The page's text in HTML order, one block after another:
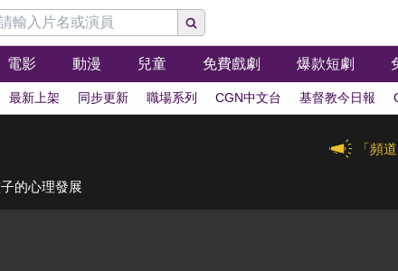
電影 動漫 兒童 免費戲劇 爆款短劇
最新上架 同步更新 職場系列 CGN中文台 基督教今日報
「頻
的心理發展